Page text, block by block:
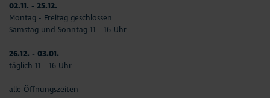
02.11. - 25.12.
Montag - Freitag geschlossen
Samstag und Sonntag 11 - 16 Uhr
26.12. - 03.01.
täglich 11 - 16 Uhr
alle Öffnungszeiten